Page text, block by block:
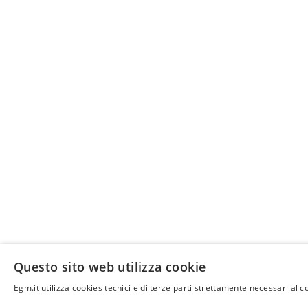
Questo sito web utilizza cookie
Egm.it utilizza cookies tecnici e di terze parti strettamente necessari al